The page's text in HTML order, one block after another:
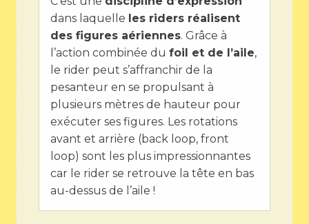
dans laquelle les riders réalisent
des figures aériennes. Grâce à
l’action combinée du foil et de l’aile,
le rider peut s’affranchir de la
pesanteur en se propulsant à
plusieurs mètres de hauteur pour
exécuter ses figures. Les rotations
avant et arrière (back loop, front
loop) sont les plus impressionnantes
car le rider se retrouve la tête en bas
au-dessus de l’aile !